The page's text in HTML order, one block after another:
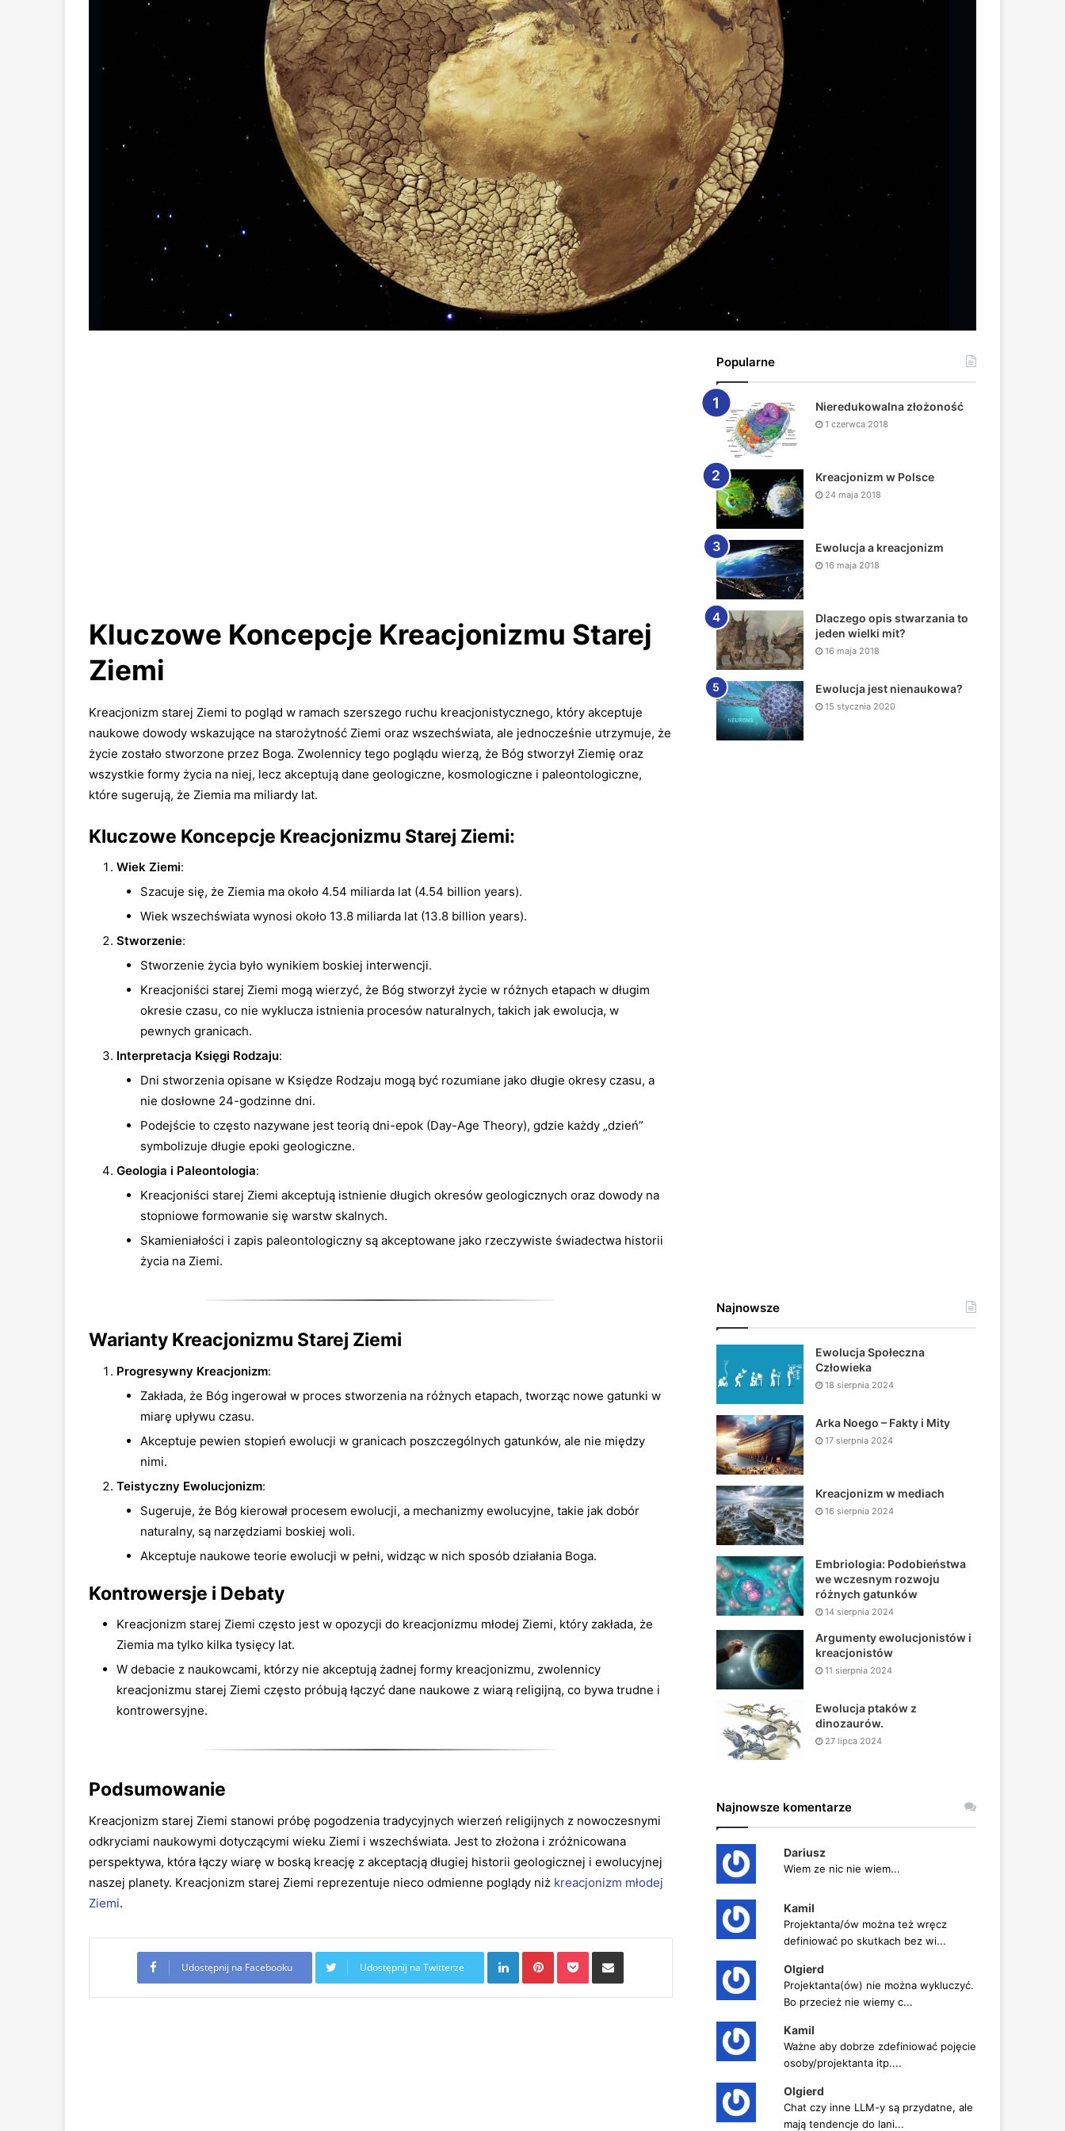
Kluczowe Koncepcje Kreacjonizmu Starej
Ziemi
Kreacjonizm starej Ziemi to pogląd w ramach szerszego ruchu kreacjonistycznego, który akceptuje
naukowe dowody wskazujące na starożytność Ziemi oraz wszechświata, ale jednocześnie utrzymuje, że
życie zostało stworzone przez Boga. Zwolennicy tego poglądu wierzą, że Bóg stworzył Ziemię oraz
wszystkie formy życia na niej, lecz akceptują dane geologiczne, kosmologiczne i paleontologiczne,
które sugerują, że Ziemia ma miliardy lat.
Kluczowe Koncepcje Kreacjonizmu Starej Ziemi:
Wiek Ziemi:
Szacuje się, że Ziemia ma około 4.54 miliarda lat (4.54 billion years).
Wiek wszechświata wynosi około 13.8 miliarda lat (13.8 billion years).
Stworzenie:
Stworzenie życia było wynikiem boskiej interwencji.
Kreacjoniści starej Ziemi mogą wierzyć, że Bóg stworzył życie w różnych etapach w długim
okresie czasu, co nie wyklucza istnienia procesów naturalnych, takich jak ewolucja, w
pewnych granicach.
Interpretacja Księgi Rodzaju:
Dni stworzenia opisane w Księdze Rodzaju mogą być rozumiane jako długie okresy czasu, a
nie dosłowne 24-godzinne dni.
Podejście to często nazywane jest teorią dni-epok (Day-Age Theory), gdzie każdy „dzień”
symbolizuje długie epoki geologiczne.
Geologia i Paleontologia:
Kreacjoniści starej Ziemi akceptują istnienie długich okresów geologicznych oraz dowody na
stopniowe formowanie się warstw skalnych.
Skamieniałości i zapis paleontologiczny są akceptowane jako rzeczywiste świadectwa historii
życia na Ziemi.
Warianty Kreacjonizmu Starej Ziemi
Progresywny Kreacjonizm:
Zakłada, że Bóg ingerował w proces stworzenia na różnych etapach, tworząc nowe gatunki w
miarę upływu czasu.
Akceptuje pewien stopień ewolucji w granicach poszczególnych gatunków, ale nie między
nimi.
Teistyczny Ewolucjonizm:
Sugeruje, że Bóg kierował procesem ewolucji, a mechanizmy ewolucyjne, takie jak dobór
naturalny, są narzędziami boskiej woli.
Akceptuje naukowe teorie ewolucji w pełni, widząc w nich sposób działania Boga.
Kontrowersje i Debaty
Kreacjonizm starej Ziemi często jest w opozycji do kreacjonizmu młodej Ziemi, który zakłada, że
Ziemia ma tylko kilka tysięcy lat.
W debacie z naukowcami, którzy nie akceptują żadnej formy kreacjonizmu, zwolennicy
kreacjonizmu starej Ziemi często próbują łączyć dane naukowe z wiarą religijną, co bywa trudne i
kontrowersyjne.
Podsumowanie
Kreacjonizm starej Ziemi stanowi próbę pogodzenia tradycyjnych wierzeń religijnych z nowoczesnymi
odkryciami naukowymi dotyczącymi wieku Ziemi i wszechświata. Jest to złożona i zróżnicowana
perspektywa, która łączy wiarę w boską kreację z akceptacją długiej historii geologicznej i ewolucyjnej
naszej planety. Kreacjonizm starej Ziemi reprezentuje nieco odmienne poglądy niż kreacjonizm młodej
Ziemi.
Udostępnij na Facebooku Udostępnij na Twitterze
LinkedIn Pinterest Pocket
Popularne
Nieredukowalna złożoność
1 czerwca 2018
Kreacjonizm w Polsce
24 maja 2018
Ewolucja a kreacjonizm
16 maja 2018
Dlaczego opis stwarzania to
jeden wielki mit?
16 maja 2018
Ewolucja jest nienaukowa?
15 stycznia 2020
Najnowsze
Ewolucja Społeczna
Człowieka
18 sierpnia 2024
Arka Noego – Fakty i Mity
17 sierpnia 2024
Kreacjonizm w mediach
16 sierpnia 2024
Embriologia: Podobieństwa
we wczesnym rozwoju
różnych gatunków
14 sierpnia 2024
Argumenty ewolucjonistów i
kreacjonistów
11 sierpnia 2024
Ewolucja ptaków z
dinozaurów.
27 lipca 2024
Najnowsze komentarze
Dariusz
Wiem ze nic nie wiem...
Kamil
Projektanta/ów można też wręcz
definiować po skutkach bez wi...
Olgierd
Projektanta(ów) nie można wykluczyć.
Bo przecież nie wiemy c...
Kamil
Ważne aby dobrze zdefiniować pojęcie
osoby/projektanta itp....
Olgierd
Chat czy inne LLM-y są przydatne, ale
mają tendencje do lani...